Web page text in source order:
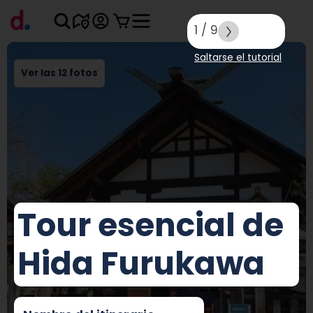
Ver las 12 fotos
Tour esencial de
Hida Furukawa
1 / 9
Saltarse el tutorial